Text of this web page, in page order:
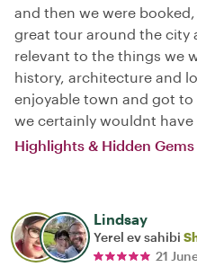
and then we were
great tour around the city
relevant to the things we
history, architecture and
enjoyable town and got
we certainly wouldnt have
Highlights & Hidden
Lindsay
Yerel ev sahibi
21